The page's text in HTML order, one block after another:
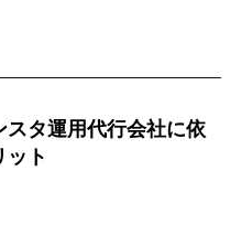
スタ運用代行会社に依
ット